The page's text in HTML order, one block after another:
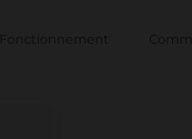
Fonctionnement